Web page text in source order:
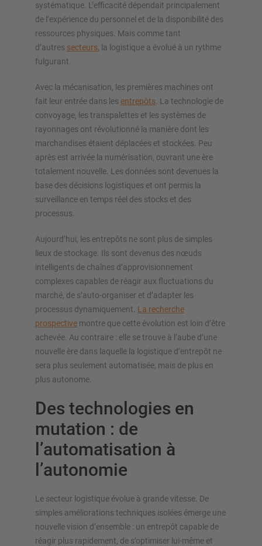
systématique. L’efficacité dépendait principalement
de l’expérience du personnel et de la disponibilité des
ressources physiques. Mais comme tant
d’autres secteurs , la logistique a évolué à un rythme
fulgurant.
Avec la mécanisation, les premières machines ont
fait leur entrée dans les entrepôts . La technologie de
convoyage, les transpalettes et les systèmes de
rayonnages ont révolutionné la manière dont les
marchandises étaient déplacées et stockées. Peu
après est arrivée la numérisation, ouvrant une ère
totalement nouvelle. Les données sont devenues la
base des décisions logistiques et ont permis la
surveillance en temps réel des stocks et des
processus.
Aujourd’hui, les entrepôts ne sont plus de simples
lieux de stockage. Ils sont devenus des nœuds
intelligents de chaînes d’approvisionnement
complexes capables de réagir aux fluctuations du
marché, de s’auto-organiser et d’adapter les
processus dynamiquement. La recherche
prospective montre que cette évolution est loin d’être
achevée. Au contraire : elle se trouve à l’aube d’une
nouvelle ère dans laquelle la logistique d’entrepôt ne
sera plus seulement automatisée, mais de plus en
plus autonome.
Des technologies en
mutation : de
l’automatisation à
l’autonomie
Le secteur logistique évolue à grande vitesse. De
simples améliorations techniques isolées émerge une
nouvelle vision d’ensemble : un entrepôt capable de
réagir plus rapidement, de s’optimiser lui-même et